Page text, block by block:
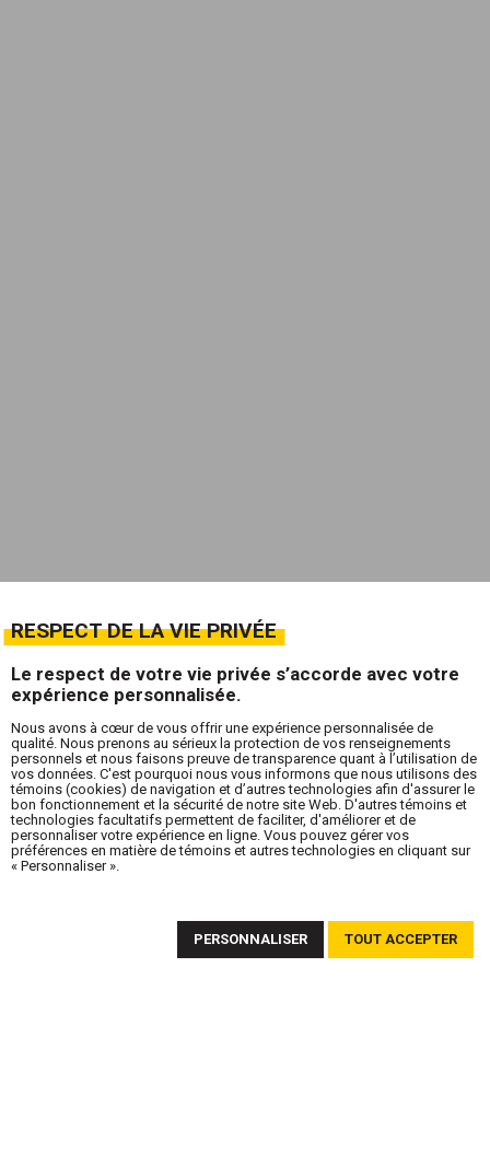
RESPECT DE LA VIE PRIVÉE
Le respect de votre vie privée s’accorde avec votre
expérience personnalisée.
Nous avons à cœur de vous offrir une expérience personnalisée de
qualité. Nous prenons au sérieux la protection de vos renseignements
personnels et nous faisons preuve de transparence quant à l’utilisation de
vos données. C'est pourquoi nous vous informons que nous utilisons des
témoins (cookies) de navigation et d’autres technologies afin d'assurer le
bon fonctionnement et la sécurité de notre site Web. D'autres témoins et
technologies facultatifs permettent de faciliter, d'améliorer et de
personnaliser votre expérience en ligne. Vous pouvez gérer vos
préférences en matière de témoins et autres technologies en cliquant sur
« Personnaliser ».